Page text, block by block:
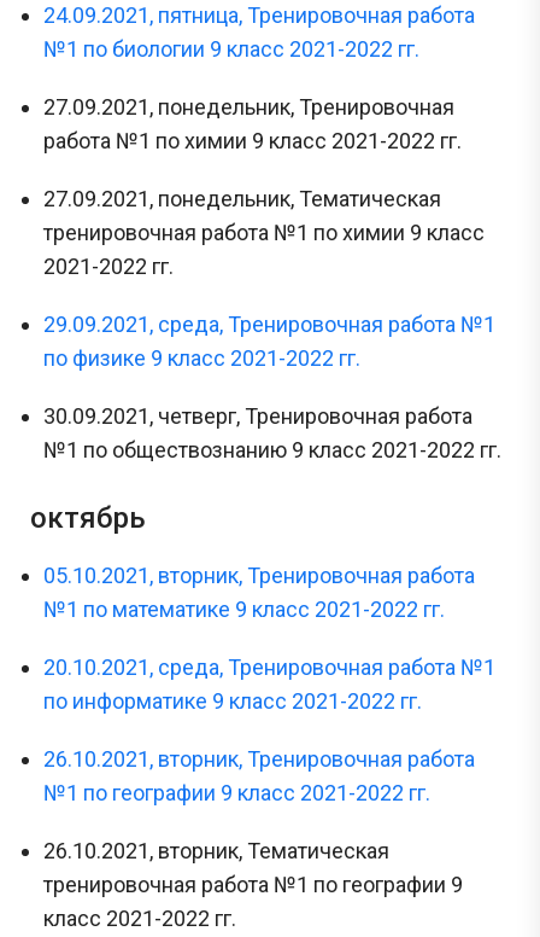
24.09.2021, пятница, Тренировочная работа
№1 по биологии 9 класс 2021-2022 гг.
27.09.2021, понедельник, Тренировочная
работа №1 по химии 9 класс 2021-2022 гг.
27.09.2021, понедельник, Тематическая
тренировочная работа №1 по химии 9 класс
2021-2022 гг.
29.09.2021, среда, Тренировочная работа №1
по физике 9 класс 2021-2022 гг.
30.09.2021, четверг, Тренировочная работа
№1 по обществознанию 9 класс 2021-2022 гг.
октябрь
05.10.2021, вторник, Тренировочная работа
№1 по математике 9 класс 2021-2022 гг.
20.10.2021, среда, Тренировочная работа №1
по информатике 9 класс 2021-2022 гг.
26.10.2021, вторник, Тренировочная работа
№1 по географии 9 класс 2021-2022 гг.
26.10.2021, вторник, Тематическая
тренировочная работа №1 по географии 9
класс 2021-2022 гг.